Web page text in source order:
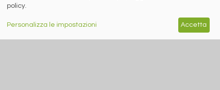
Digital Services Act Policy
MENU
SEGUICI SUI NOSTRI
SOCIAL NETWORK
policy.
Personalizza le impostazioni Accetta